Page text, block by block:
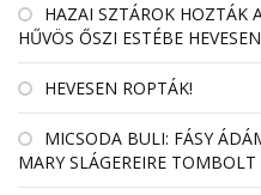
HAZAI SZTÁROK HOZTÁK
HŰVÖS ŐSZI ESTÉBE HEVESEN
HEVESEN ROPTÁK!
MICSODA BULI: FÁSY
MARY SLÁGEREIRE